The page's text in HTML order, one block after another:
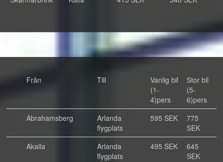
Från Till
Vanlig bil
(1-
4)pers
Stor bil
(5-
6)pers
Abrahamsberg
Arlanda
flygplats
595 SEK
775
SEK
Akalla
Arlanda
flygplats
495 SEK
645
SEK